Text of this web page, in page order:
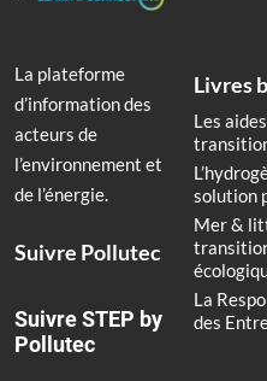
La plateforme
d’information des
acteurs de
l’environnement et
de l’énergie.
Suivre Pollutec
Suivre STEP by
Pollutec
Livres
Les
solution
Mer &
La
des